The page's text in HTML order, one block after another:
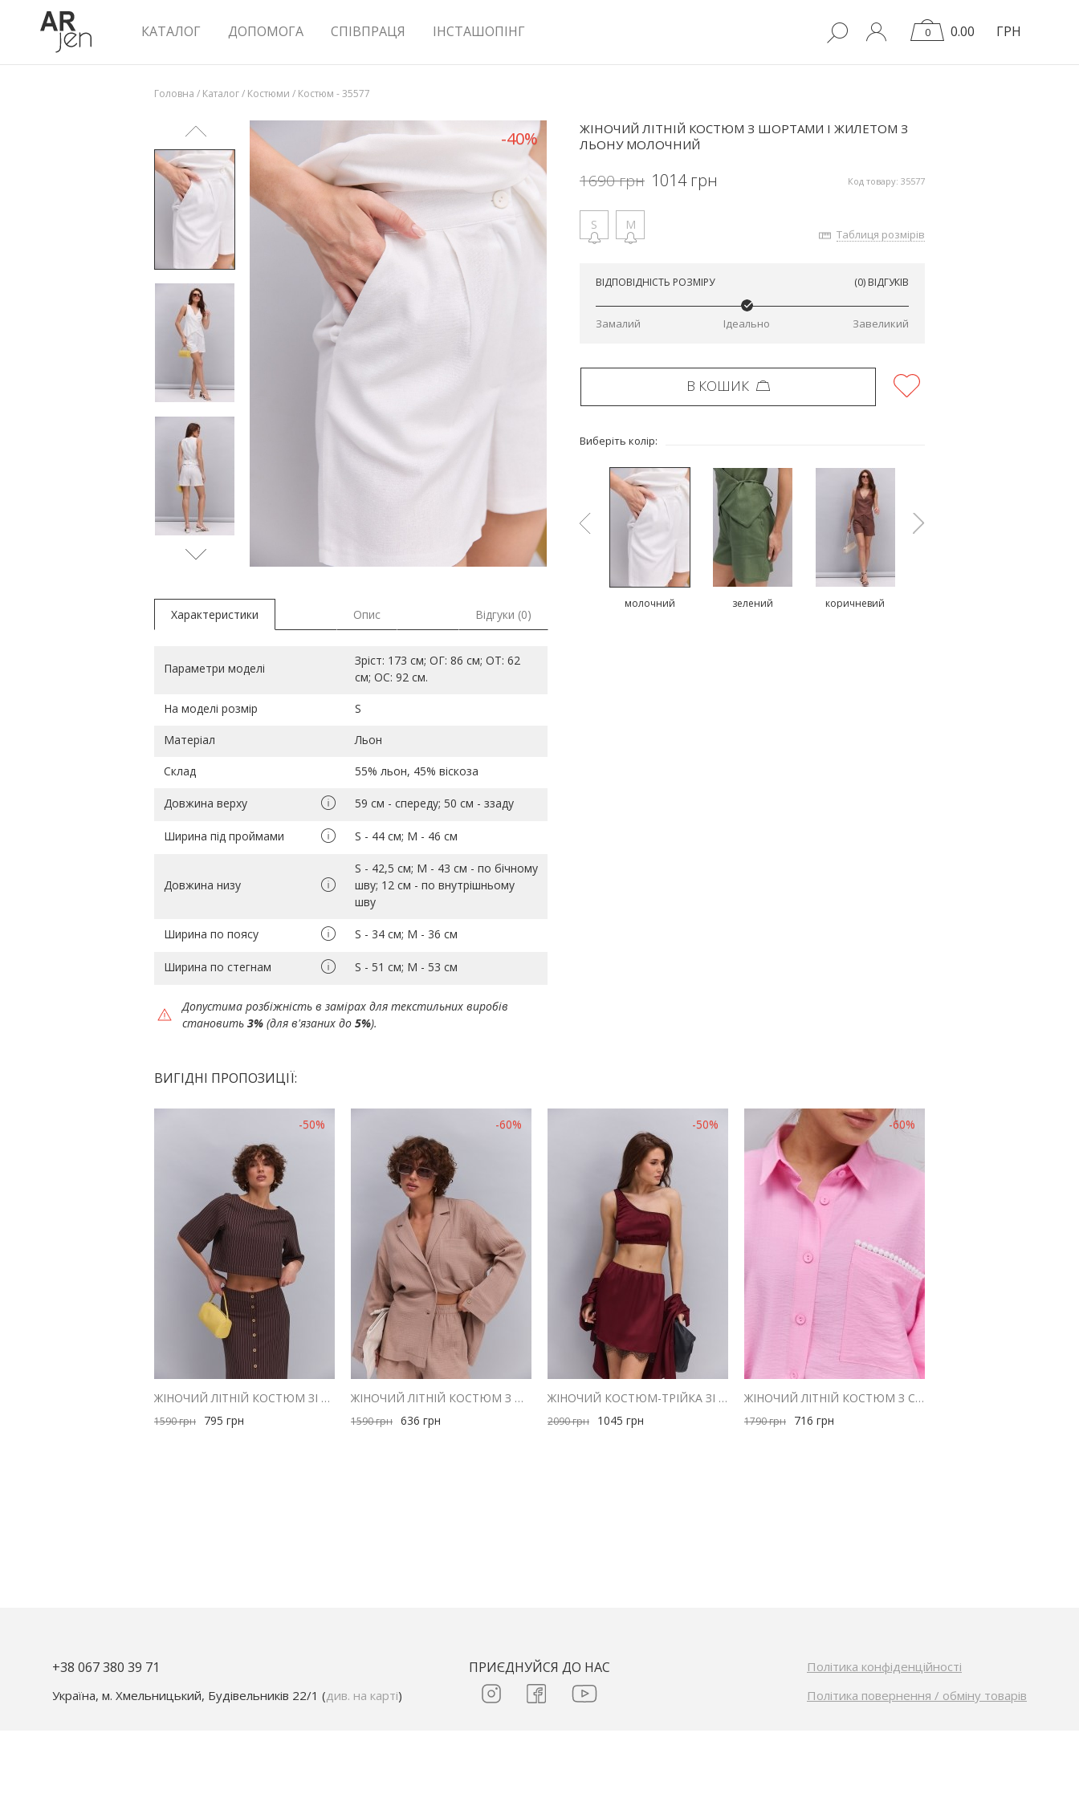
КАТАЛОГ ДОПОМОГА СПІВПРАЦЯ ІНСТАШОПІНГ 0 0.00 ГРН
Головна / Каталог/ Костюми / Костюм - 35577
ЖІНОЧИЙ ЛІТНІЙ КОСТЮМ З ШОРТАМИ І ЖИЛЕТОМ З
ЛЬОНУ МОЛОЧНИЙ
1690грн 1014 грн Код товару: 35577
S M
Таблиця розмірів
ВІДПОВІДНІСТЬ РОЗМІРУ
(0) ВІДГУКІВ
Замалий Ідеально Завеликий
В КОШИК
Виберіть колір:
молочний зелений коричневий
-40%
Характеристики Опис Відгуки (0)
Параметри моделі
Зріст: 173 см; ОГ: 86 см; ОТ: 62
см; ОС: 92 см.
На моделі розмір S
Матеріал Льон
Склад 55% льон, 45% віскоза
Довжина верху 59 см - спереду; 50 см - ззаду
Ширина під проймами S - 44 см; M - 46 см
Довжина низу
S - 42,5 см; M - 43 см - по бічному
шву; 12 см - по внутрішньому
шву
Ширина по поясу S - 34 см; M - 36 см
Ширина по стегнам S - 51 см; M - 53 см
Допустима розбіжність в замірах для текстильних виробів
становить 3% (для в'язаних до 5%).
ВИГІДНІ ПРОПОЗИЦІЇ:
-50%
ЖІНОЧИЙ ЛІТНІЙ КОСТЮМ ЗІ СПІДНИЦЕЮ І ТОПОМ ШОКОЛАДНИЙ В СМУЖКУ
1590грн 795 грн
-60%
ЖІНОЧИЙ ЛІТНІЙ КОСТЮМ З ШОРТАМИ ТА СОРОЧКОЮ З МУСЛІНУ ШОКОЛАДНИЙ
1590грн 636 грн
-50%
ЖІНОЧИЙ КОСТЮМ-ТРІЙКА ЗІ СПІДНИЦЕЮ САТИНОВИЙ БОРДОВОГО КОЛЬОРУ
2090грн 1045 грн
-60%
ЖІНОЧИЙ ЛІТНІЙ КОСТЮМ З СОРОЧКОЮ І ШТАНАМИ РОЖЕВИЙ З БІЛИМ МАКРАМЕ
1790грн 716 грн
+38 067 380 39 71
Україна, м. Хмельницький, Будівельників 22/1 (див. на карті)
ПРИЄДНУЙСЯ ДО НАС
Політика конфіденційності
Політика повернення / обміну товарів